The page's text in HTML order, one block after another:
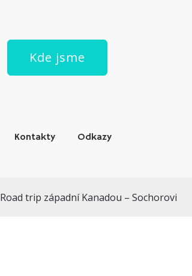
Kde jsme
Kontakty Odkazy
Road trip západní Kanadou – Sochorovi